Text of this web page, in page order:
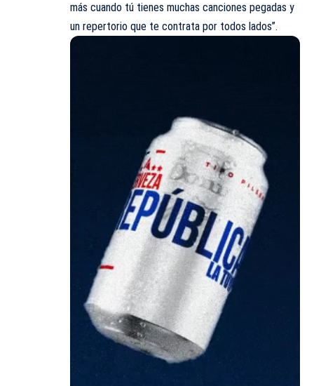
más cuando tú tienes muchas canciones pegadas y
un repertorio que te contrata por todos lados”.